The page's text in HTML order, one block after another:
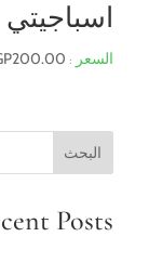
200.00
البحث
Posts